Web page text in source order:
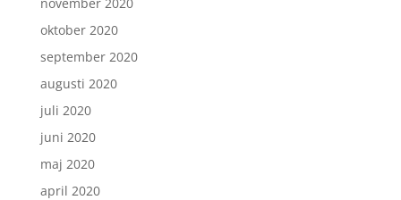
oktober 2020
september 2020
augusti 2020
juli 2020
juni 2020
maj 2020
april 2020